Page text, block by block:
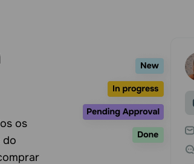
os
do